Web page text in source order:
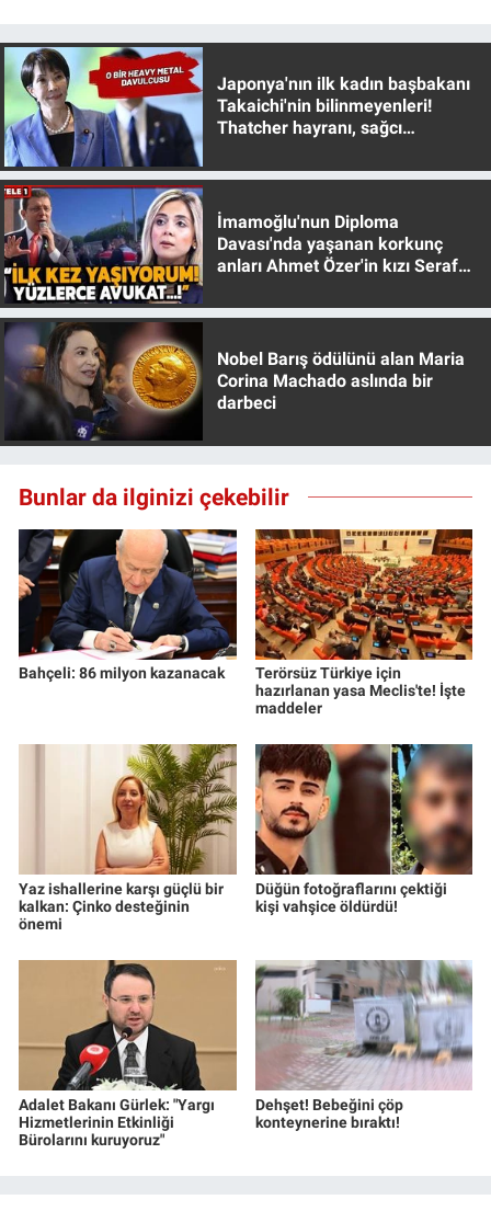
Japonya'nın ilk kadın başbakanı
Takaichi'nin bilinmeyenleri!
Thatcher hayranı, sağcı
İmamoğlu'nun Diploma
Davası'nda yaşanan korkunç
anları Ahmet Özer'in kızı Seraf
Nobel Barış ödülünü alan Maria
Corina Machado aslında bir
darbeci
Bunlar da ilginizi çekebilir
Bahçeli: 86 milyon kazanacak
Terörsüz Türkiye için
hazırlanan yasa Meclis'te! İşte
maddeler
Yaz ishallerine karşı güçlü bir
kalkan: Çinko desteğinin
önemi
Düğün fotoğraflarını çektiği
kişi vahşice öldürdü!
Adalet Bakanı Gürlek: "Yargı
Hizmetlerinin Etkinliği
Bürolarını kuruyoruz"
Dehşet! Bebeğini çöp
konteynerine bıraktı!